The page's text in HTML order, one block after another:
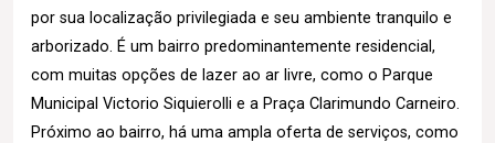
por sua localização privilegiada e seu ambiente tranquilo e
arborizado. É um bairro predominantemente residencial,
com muitas opções de lazer ao ar livre, como o Parque
Municipal Victorio Siquierolli e a Praça Clarimundo Carneiro.
Próximo ao bairro, há uma ampla oferta de serviços, como